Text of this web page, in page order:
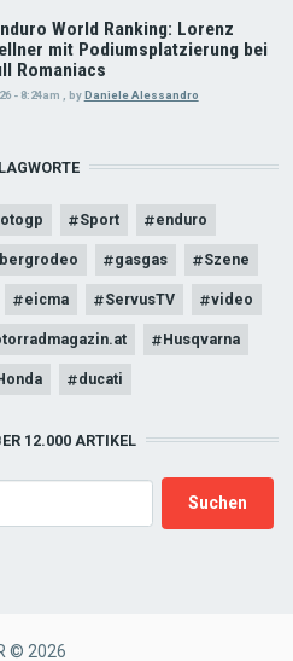
World Ranking: Lorenz
mit Podiumsplatzierung bei
Romaniacs
- 8:24am byDaniele Alessandro
Sport enduro
gasgas Szene
eicma ServusTV video
Husqvarna
ducati
12.000 ARTIKEL
© 2026